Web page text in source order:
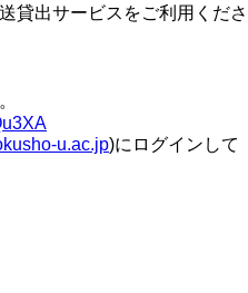
貸出サービスをご利用くださ
u.ac.jp)にログインして